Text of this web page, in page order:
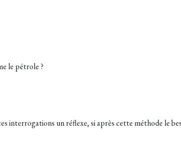
le pétrole ?
un réflexe, si après cette méthode le